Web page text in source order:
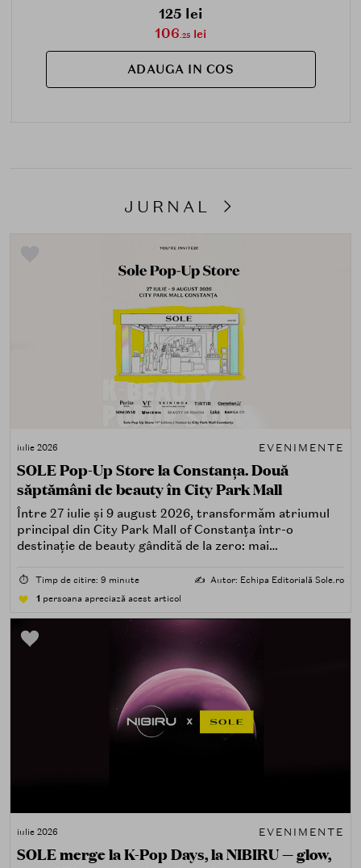
125 lei
106.25 lei
ADAUGA IN COS
JURNAL
iulie 2026 EVENIMENTE
SOLE Pop-Up Store la Constanța. Două
săptămâni de beauty în City Park Mall
Între 27 iulie și 9 august 2026, transformăm atriumul
principal din City Park Mall of Constanța într-o
destinație de beauty gândită de la zero: mai
care îți place, de fapt, să descoperi produse — testând,
atingând, comparând, întrebând.
⏱️ Timp de citire: 9 minute ✍️ Autor: Echipa Editorială Sole.ro
1 persoana apreciază acest articol
iulie 2026 EVENIMENTE
SOLE merge la K-Pop Days, la NIBIRU — glow,